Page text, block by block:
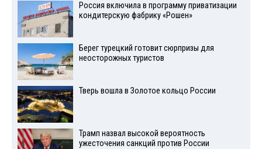
Россия включила в программу приватизации
кондитерскую фабрику «Рошен»
Берег турецкий готовит сюрпризы для
неосторожных туристов
Тверь вошла в Золотое кольцо России
Трамп назвал высокой вероятность
ужесточения санкций против России